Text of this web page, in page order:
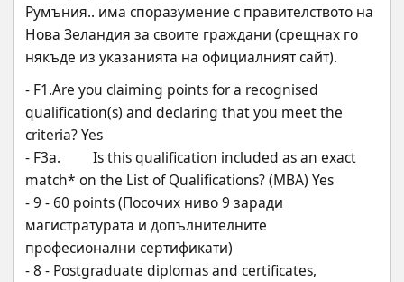
Румъния.. има споразумение с правителството на
Нова Зеландия за своите граждани (срещнах го
някъде из указанията на официалният сайт).
- F1.Are you claiming points for a recognised
qualification(s) and declaring that you meet the
criteria? Yes
- F3a.         Is this qualification included as an exact
match* on the List of Qualifications? (MBA) Yes
- 9 - 60 points (Посочих ниво 9 заради
магистратурата и допълнителните
професионални сертификати)
- 8 - Postgraduate diplomas and certificates,